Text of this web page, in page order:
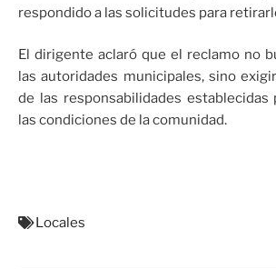
respondido a las solicitudes para
El dirigente aclaró que el reclamo no
las autoridades municipales, sino
de las responsabilidades
las condiciones de la comunidad.
Locales